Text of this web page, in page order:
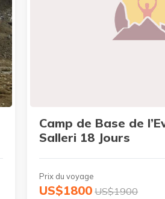
Camp de Base de
Salleri 18 Jours
Prix du voyage
US$1800 US$1900